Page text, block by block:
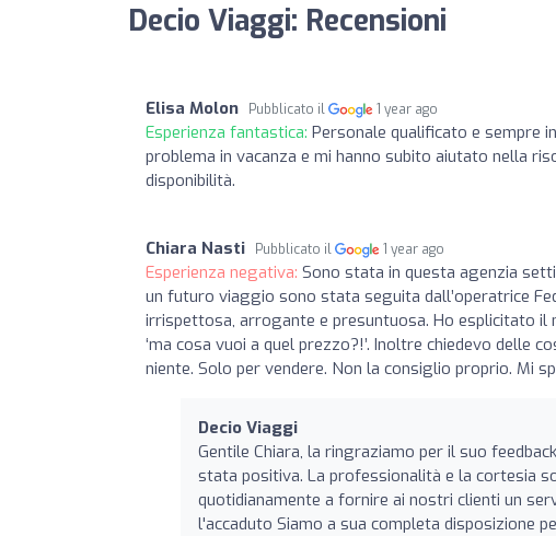
Decio Viaggi: Recensioni
Elisa Molon Pubblicato il 1 year ago
Esperienza fantastica: Personale qualificato e sempre
problema in vacanza e mi hanno subito aiutato nella
disponibilità.
Chiara Nasti Pubblicato il 1 year ago
Esperienza negativa: Sono stata in questa agenzia
un futuro viaggio sono stata seguita dall’operatrice
irrispettosa, arrogante e presuntuosa. Ho esplicitato
‘ma cosa vuoi a quel prezzo?!’. Inoltre chiedevo delle
niente. Solo per vendere. Non la consiglio proprio. Mi
Decio Viaggi
Gentile Chiara, la ringraziamo per il suo
stata positiva. La professionalità e la cortesia
quotidianamente a fornire ai nostri clienti un
l'accaduto Siamo a sua completa disposizione